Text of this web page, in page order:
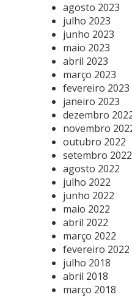
agosto 2023
julho 2023
junho 2023
maio 2023
abril 2023
março 2023
fevereiro 2023
janeiro 2023
dezembro
novembro
outubro 2022
setembro 2022
agosto 2022
julho 2022
junho 2022
maio 2022
abril 2022
março 2022
fevereiro 2022
julho 2018
abril 2018
março 2018